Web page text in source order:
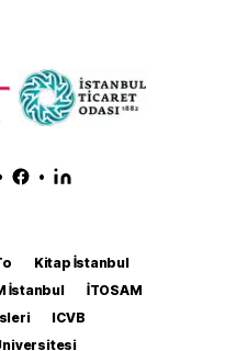
•
Kitap İstanbul
İstanbul
İTOSAM
ICVB